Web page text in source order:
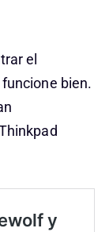
el
bien.